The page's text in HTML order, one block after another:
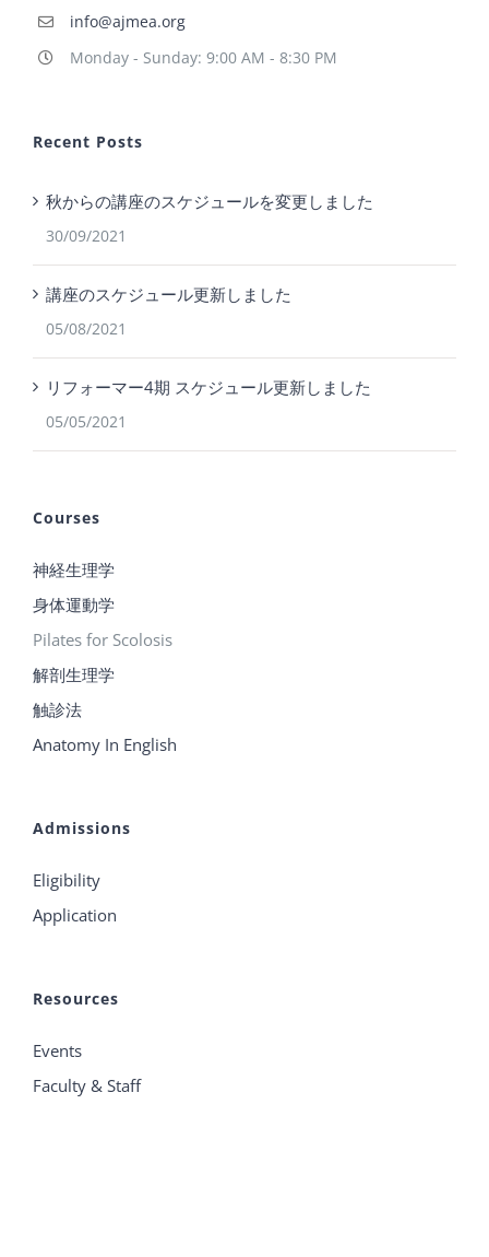
info@ajmea.org
Monday - Sunday: 9:00 AM - 8:30 PM
Recent Posts
秋からの講座のスケジュールを変更しました
30/09/2021
講座のスケジュール更新しました
05/08/2021
リフォーマー4期 スケジュール更新しました
05/05/2021
Courses
神経生理学
身体運動学
Pilates for Scolosis
解剖生理学
触診法
Anatomy In English
Admissions
Eligibility
Application
Resources
Events
Faculty & Staff